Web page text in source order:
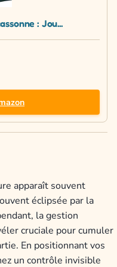
: Jou...
apparaît souvent
éclipsée par la
la gestion
cruciale pour cumuler
En positionnant vos
un contrôle invisible